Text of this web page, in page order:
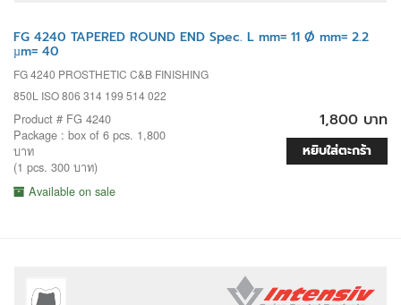
FG 4240 TAPERED ROUND END Spec. L mm= 11 Ø mm= 2.2
µm= 40
FG 4240 PROSTHETIC C&B FINISHING
850L ISO 806 314 199 514 022
Product # FG 4240
Package : box of 6 pcs. 1,800
บาท
(1 pcs. 300 บาท)
Available on sale
1,800 บาท
หยิบใส่ตะกร้า